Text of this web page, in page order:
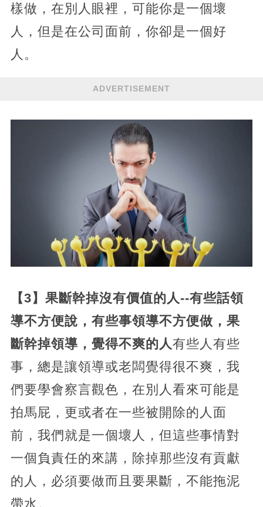
樣做，在別人眼裡，可能你是一個壞
人，但是在公司面前，你卻是一個好
人。
ADVERTISEMENT
【3】果斷幹掉沒有價值的人--有些話領
導不方便說，有些事領導不方便做，果
斷幹掉領導，覺得不爽的人有些人有些
事，總是讓領導或老闆覺得很不爽，我
們要學會察言觀色，在別人看來可能是
拍馬屁，更或者在一些被開除的人面
前，我們就是一個壞人，但這些事情對
一個負責任的來講，除掉那些沒有貢獻
的人，必須要做而且要果斷，不能拖泥
帶水。